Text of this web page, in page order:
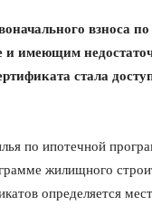
взноса
имеющим
стала
по ипотечной
жилищного
определяется